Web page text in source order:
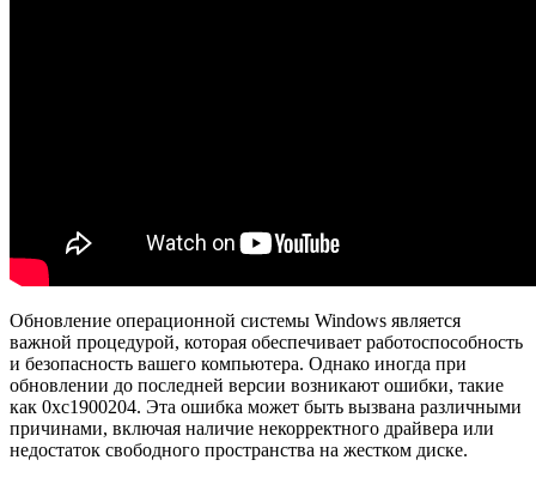
Обновление операционной системы Windows является
важной процедурой, которая обеспечивает работоспособность
и безопасность вашего компьютера. Однако иногда при
обновлении до последней версии возникают ошибки, такие
как 0xc1900204. Эта ошибка может быть вызвана различными
причинами, включая наличие некорректного драйвера или
недостаток свободного пространства на жестком диске.